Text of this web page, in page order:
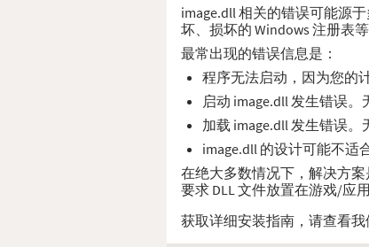
image.dll 相关的错误可能源
坏、损坏的 Windows 注册表等
最常出现的错误信息是：
程序无法启动，因为您的
启动 image.dll 发生错误
加载 image.dll 发生错误
image.dll 的设计可能不适
在绝大多数情况下，解决方案
要求 DLL 文件放置在游戏/应
获取详细安装指南，请查看我